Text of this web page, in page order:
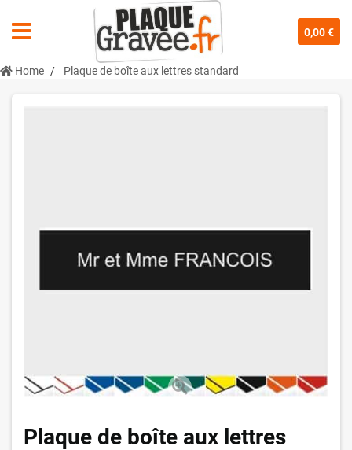
0,00 €
Home Plaque de boîte aux lettres standard
Plaque de boîte aux lettres